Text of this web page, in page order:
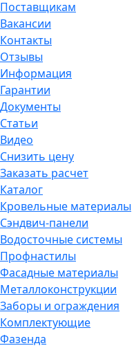
Поставщикам
Вакансии
Контакты
Отзывы
Информация
Гарантии
Документы
Статьи
Видео
Снизить цену
Заказать расчет
Каталог
Кровельные материалы
Сэндвич-панели
Водосточные системы
Профнастилы
Фасадные материалы
Металлоконструкции
Заборы и ограждения
Комплектующие
Фазенда